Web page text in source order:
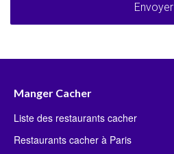
Envoyer
Manger Cacher
Liste des restaurants cacher
Restaurants cacher à Paris